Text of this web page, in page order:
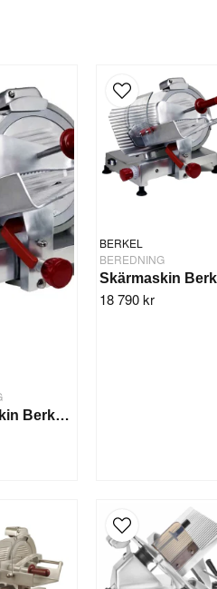
Skärmaskin Berkel 250GE
BERKEL
BEREDNING
18 790 kr